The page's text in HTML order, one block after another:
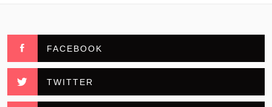
FACEBOOK
TWITTER